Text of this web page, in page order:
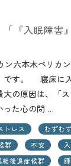
「『入眠障害
ン六本木ペリカ
です。 寝床に
の原因は、「
った心の問 …
トレス
むずむ
群
不安
相後退症候群